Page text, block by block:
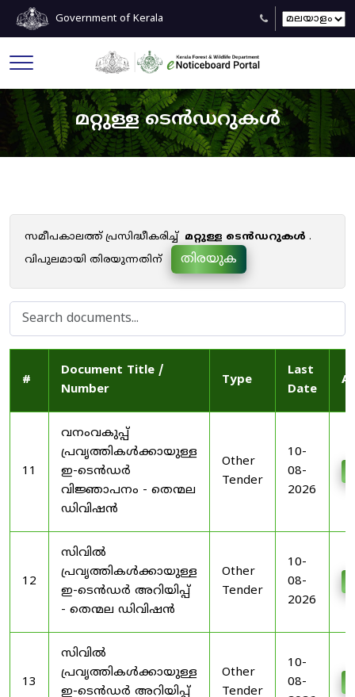
Government of Kerala
മറ്റുള്ള ടെൻഡറുകൾ
സമീപകാലത്ത് പ്രസിദ്ധീകരിച്ച് മറ്റുള്ള ടെൻഡറുകൾ .
വിപുലമായി തിരയുന്നതിന്
തിരയുക
#
Document Title /
Number
Type
Last
Date
11
വനംവകുപ്പ്
പ്രവൃത്തികൾക്കായുള്ള
ഇ-ടെൻഡർ
വിജ്ഞാപനം - തെന്മല
ഡിവിഷൻ
Other
Tender
10-
08-
2026
12
സിവിൽ
പ്രവൃത്തികൾക്കായുള്ള
ഇ-ടെൻഡർ അറിയിപ്പ്
- തെന്മല ഡിവിഷൻ
Other
Tender
10-
08-
2026
13
സിവിൽ
പ്രവൃത്തികൾക്കായുള്ള
ഇ-ടെൻഡർ അറിയിപ്പ്
Other
Tender
10-
08-